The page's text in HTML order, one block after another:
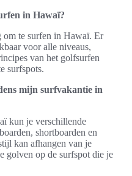
in Hawaï?
om te surfen in Hawaï. Er
voor alle niveaus,
van het golfsurfen
surfspots.
mijn surfvakantie in
kun je verschillende
shortboarden en
kan afhangen van je
golven op de surfspot die je